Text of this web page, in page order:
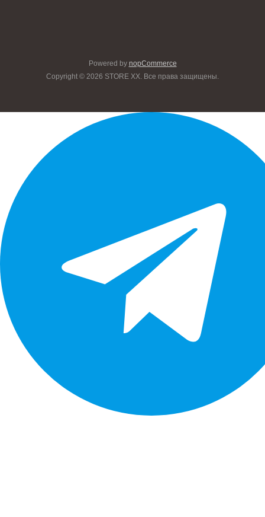
Powered by nopCommerce
Copyright © 2026 STORE XX. Все права защищены.